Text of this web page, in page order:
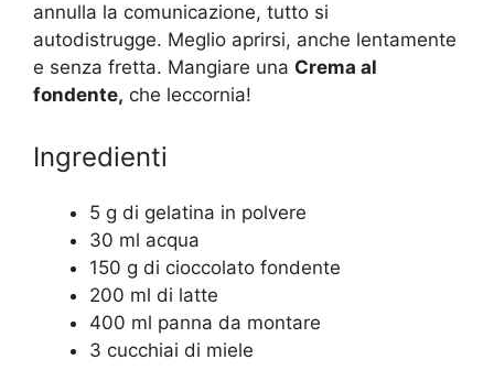
annulla la comunicazione, tutto si
autodistrugge. Meglio aprirsi, anche lentamente
e senza fretta. Mangiare una Crema al
fondente, che leccornia!
Ingredienti
5 g di gelatina in polvere
30 ml acqua
150 g di cioccolato fondente
200 ml di latte
400 ml panna da montare
3 cucchiai di miele